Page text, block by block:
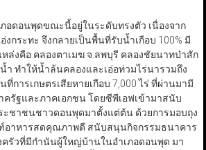
อดอนพุดขณะนี้อยู่ในระดับทรงตัว เนื่องจาก
กระทะ จึงกลายเป็นพื้นที่รับน้ำเกือบ 100% มี
ล่งคือ คลองตาเมฆ จ.ลพบุรี คลองชัยนาทป่าสัก
ำ ทำให้น้ำล้นคลองและเอ่อท่วมไร่นารวมถึง
การเกษตรเสียหายเกือบ 7,000 ไร่ ที่ผ่านมามี
ครัฐและภาคเอกชน โดยซีพีเอฟเข้ามาสนับ
ะชาชนชาวดอนพุดมาตั้งแต่ต้น ด้วยการมอบถุง
าหารสดคุณภาพดี สนับสนุนกิจกรรมธนาคาร
ครัวที่มีกำนันผู้ใหญ่บ้านในอำเภอดอนพุด มา